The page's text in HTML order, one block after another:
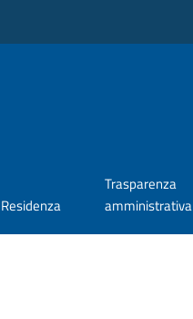
Residenza
Trasparenza
amministrativa